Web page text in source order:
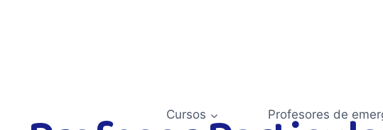
Cursos Profesores de